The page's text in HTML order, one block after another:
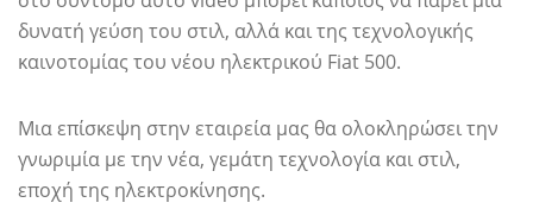
δυνατή γεύση του στιλ, αλλά και της τεχνολογικής
καινοτομίας του νέου ηλεκτρικού Fiat 500.
Μια επίσκεψη στην εταιρεία μας θα ολοκληρώσει την
γνωριμία με την νέα, γεμάτη τεχνολογία και στιλ,
εποχή της ηλεκτροκίνησης.